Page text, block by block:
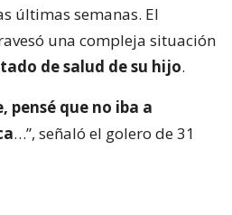
últimas semanas. El
una compleja situación
de salud de su hijo.
pensé que no iba a
…”, señaló el golero de 31